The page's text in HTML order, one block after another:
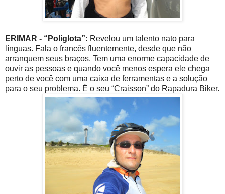
ERIMAR - “Poliglota”: Revelou um talento nato para
línguas. Fala o francês fluentemente, desde que não
arranquem seus braços. Tem uma enorme capacidade de
ouvir as pessoas e quando você menos espera ele chega
perto de você com uma caixa de ferramentas e a solução
para o seu problema. É o seu “Craisson” do Rapadura Biker.